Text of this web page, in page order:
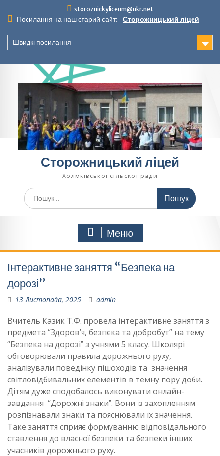
storoznickyliceum@ukr.net
Посилання на наш старий сайт: Сторожницький ліцей
Швидкі посилання
Сторожницький ліцей
Холмківської сільскої ради
Шукати:
Меню
Інтерактивне заняття “Безпека на
дорозі”
13 Листопада, 2025 admin
Вчитель Казик Т.Ф. провела інтерактивне заняття з
предмета “Здоров’я, безпека та добробут” на тему
“Безпека на дорозі” з учнями 5 класу. Школярі
обговорювали правила дорожнього руху,
аналізували поведінку пішоходів та значення
світловідбивальних елементів в темну пору доби.
Дітям дуже сподобалось виконувати онлайн-
завдання “Дорожні знаки”. Вони із захопленням
розпізнавали знаки та пояснювали їх значення.
Таке заняття сприяє формуванню відповідального
ставлення до власної безпеки та безпеки інших
учасників дорожнього руху.